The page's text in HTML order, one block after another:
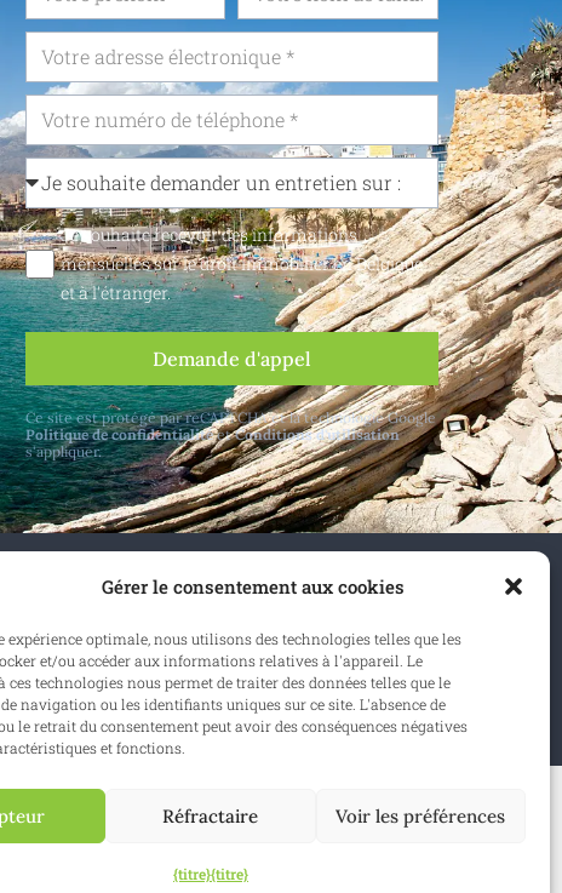
Gérer le consentement aux cookies
optimale, nous utilisons des technologies telles que les
et/ou accéder aux informations relatives à l'appareil. Le
ces technologies nous permet de traiter des données telles que le
navigation ou les identifiants uniques sur ce site. L'absence de
le retrait du consentement peut avoir des conséquences négatives
et fonctions.
Réfractaire Voir les préférences
{titre}{titre}
Je souhaite recevoir des informations
mensuelles sur le droit immobilier en Belgique
et à l'étranger.
Demande d'appel
Ce site est protégé par reCAPTCHA et la technologie Google
Politique de confidentialitéetConditions d'utilisation
s'appliquer.
et à l'étranger.